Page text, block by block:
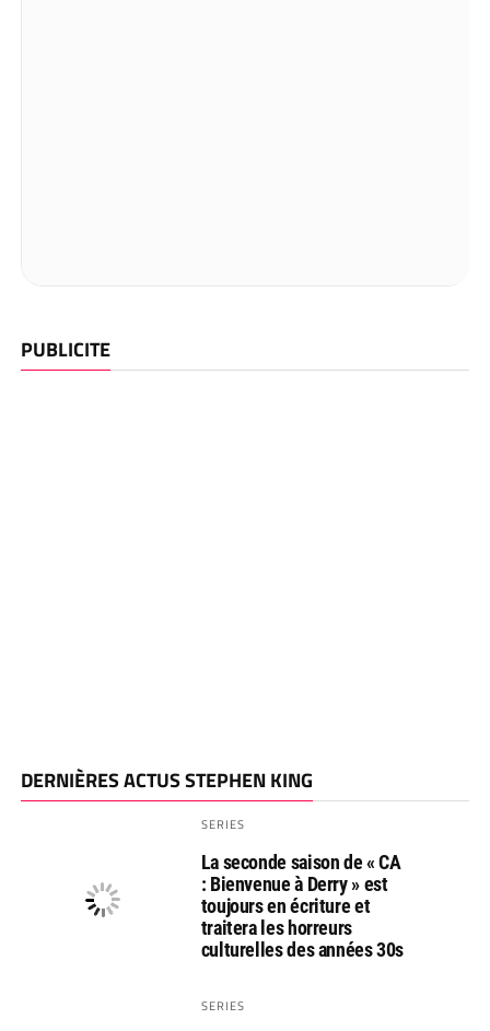
PUBLICITE
DERNIÈRES ACTUS STEPHEN KING
SERIES
La seconde saison de « CA
: Bienvenue à Derry » est
toujours en écriture et
traitera les horreurs
culturelles des années 30s
SERIES